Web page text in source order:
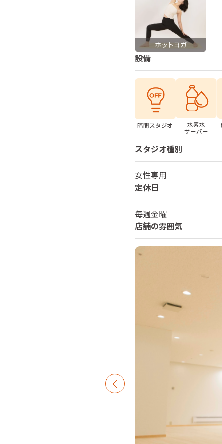
ホットヨガ
設備
暗闇スタジオ
水素水
サーバー
スタジオ種別
女性専用
定休日
毎週金曜
店舗の雰囲気